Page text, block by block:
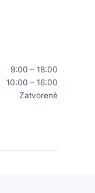
9:00 – 18:00
10:00 – 16:00
Zatvorené